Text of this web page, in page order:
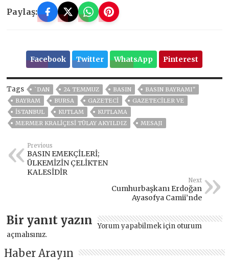
Paylaş:
Facebook Twitter WhatsApp Pinterest
Tags `DAN 24 TEMMUZ BASIN
BASIN BAYRAMI"
BAYRAM
BURSA GAZETECİ
GAZETECILER VE
ISTANBUL
KUTLAM
KUTLAMA
MERMER KRALIÇESI TÜLAY AKYILDIZ
MESAJI
Previous
BASIN EMEKÇİLERİ;
ÜLKEMİZİN ÇELİKTEN
KALESİDİR
Next
Cumhurbaşkanı Erdoğan
Ayasofya Camii’nde
Bir yanıt yazın Yorum yapabilmek için oturum
açmalısınız.
Haber Arayın